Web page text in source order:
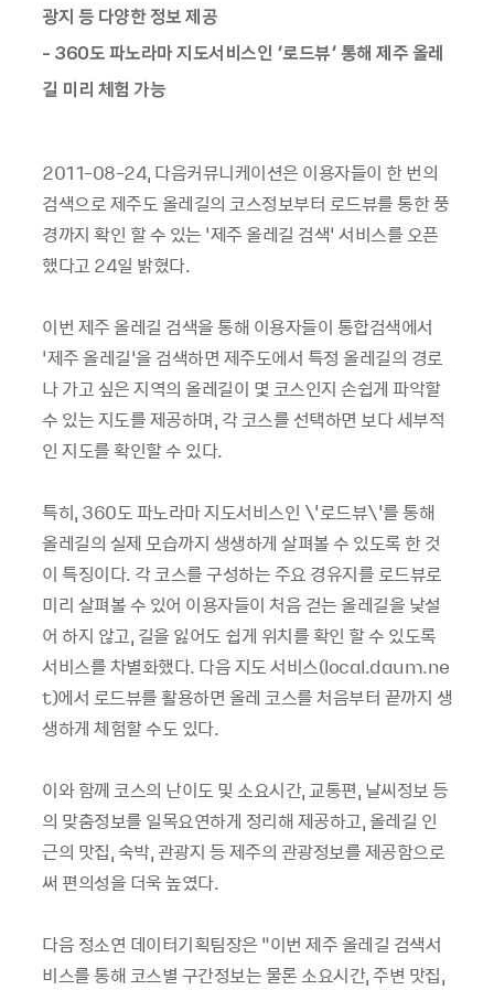
광지 등 다양한 정보 제공
- 360도 파노라마 지도서비스인 ‘로드뷰’ 통해 제주 올레
길 미리 체험 가능
2011-08-24, 다음커뮤니케이션은 이용자들이 한 번의
검색으로 제주도 올레길의 코스정보부터 로드뷰를 통한 풍
경까지 확인 할 수 있는 ‘제주 올레길 검색’ 서비스를 오픈
했다고 24일 밝혔다.
이번 제주 올레길 검색을 통해 이용자들이 통합검색에서
‘제주 올레길’을 검색하면 제주도에서 특정 올레길의 경로
나 가고 싶은 지역의 올레길이 몇 코스인지 손쉽게 파악할
수 있는 지도를 제공하며, 각 코스를 선택하면 보다 세부적
인 지도를 확인할 수 있다.
특히, 360도 파노라마 지도서비스인 \'로드뷰\'를 통해
올레길의 실제 모습까지 생생하게 살펴볼 수 있도록 한 것
이 특징이다. 각 코스를 구성하는 주요 경유지를 로드뷰로
미리 살펴볼 수 있어 이용자들이 처음 걷는 올레길을 낯설
어 하지 않고, 길을 잃어도 쉽게 위치를 확인 할 수 있도록
서비스를 차별화했다. 다음 지도 서비스(local.daum.ne
t)에서 로드뷰를 활용하면 올레 코스를 처음부터 끝까지 생
생하게 체험할 수도 있다.
이와 함께 코스의 난이도 및 소요시간, 교통편, 날씨정보 등
의 맞춤정보를 일목요연하게 정리해 제공하고, 올레길 인
근의 맛집, 숙박, 관광지 등 제주의 관광정보를 제공함으로
써 편의성을 더욱 높였다.
다음 정소연 데이터기획팀장은 “이번 제주 올레길 검색서
비스를 통해 코스별 구간정보는 물론 소요시간, 주변 맛집,